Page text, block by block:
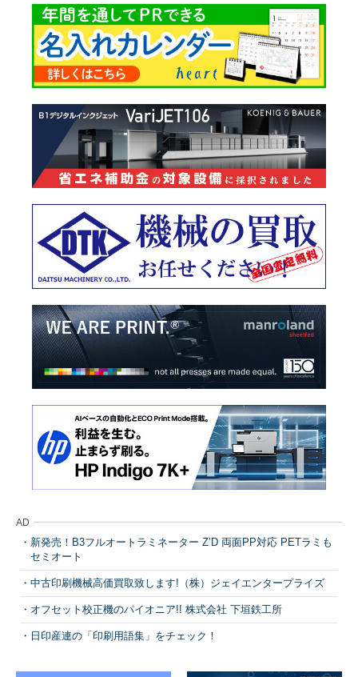
AD
新発売！B3フルオートラミネーター Z’D 両面PP対応 PETラミも
セミオート
中古印刷機械高価買取致します!（株）ジェイエンタープライズ
オフセット校正機のパイオニア!! 株式会社 下垣鉄工所
日印産連の「印刷用語集」をチェック！